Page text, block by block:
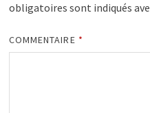
obligatoires sont indiqués
COMMENTAIRE *